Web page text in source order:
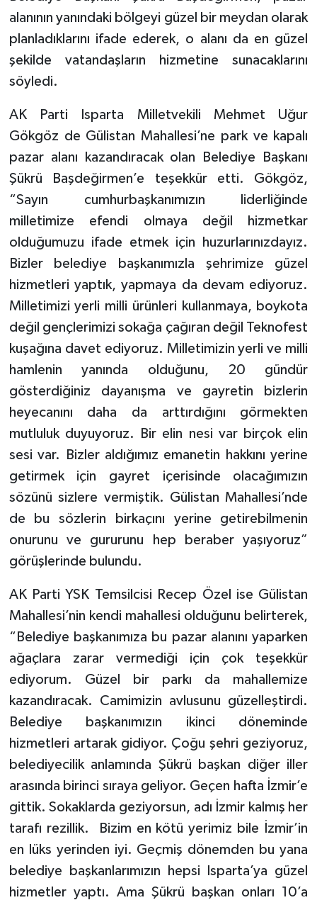
alanının yanındaki bölgeyi güzel bir meydan olarak
planladıklarını ifade ederek, o alanı da en güzel
şekilde vatandaşların hizmetine sunacaklarını
söyledi.
AK Parti Isparta Milletvekili Mehmet Uğur
Gökgöz de Gülistan Mahallesi’ne park ve kapalı
pazar alanı kazandıracak olan Belediye Başkanı
Şükrü Başdeğirmen’e teşekkür etti. Gökgöz,
“Sayın cumhurbaşkanımızın liderliğinde
milletimize efendi olmaya değil hizmetkar
olduğumuzu ifade etmek için huzurlarınızdayız.
Bizler belediye başkanımızla şehrimize güzel
hizmetleri yaptık, yapmaya da devam ediyoruz.
Milletimizi yerli milli ürünleri kullanmaya, boykota
değil gençlerimizi sokağa çağıran değil Teknofest
kuşağına davet ediyoruz. Milletimizin yerli ve milli
hamlenin yanında olduğunu, 20 gündür
gösterdiğiniz dayanışma ve gayretin bizlerin
heyecanını daha da arttırdığını görmekten
mutluluk duyuyoruz. Bir elin nesi var birçok elin
sesi var. Bizler aldığımız emanetin hakkını yerine
getirmek için gayret içerisinde olacağımızın
sözünü sizlere vermiştik. Gülistan Mahallesi’nde
de bu sözlerin birkaçını yerine getirebilmenin
onurunu ve gururunu hep beraber yaşıyoruz”
görüşlerinde bulundu.
AK Parti YSK Temsilcisi Recep Özel ise Gülistan
Mahallesi’nin kendi mahallesi olduğunu belirterek,
“Belediye başkanımıza bu pazar alanını yaparken
ağaçlara zarar vermediği için çok teşekkür
ediyorum. Güzel bir parkı da mahallemize
kazandıracak. Camimizin avlusunu güzelleştirdi.
Belediye başkanımızın ikinci döneminde
hizmetleri artarak gidiyor. Çoğu şehri geziyoruz,
belediyecilik anlamında Şükrü başkan diğer iller
arasında birinci sıraya geliyor. Geçen hafta İzmir’e
gittik. Sokaklarda geziyorsun, adı İzmir kalmış her
tarafı rezillik. Bizim en kötü yerimiz bile İzmir’in
en lüks yerinden iyi. Geçmiş dönemden bu yana
belediye başkanlarımızın hepsi Isparta’ya güzel
hizmetler yaptı. Ama Şükrü başkan onları 10’a